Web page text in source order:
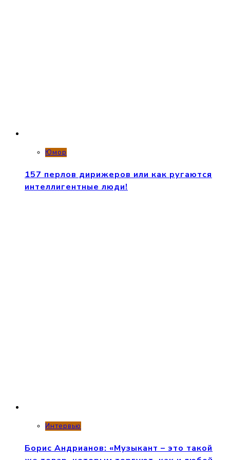
Юмор
157 перлов дирижеров или как ругаются
интеллигентные люди!
Интервью
Борис Андрианов: «Музыкант – это такой